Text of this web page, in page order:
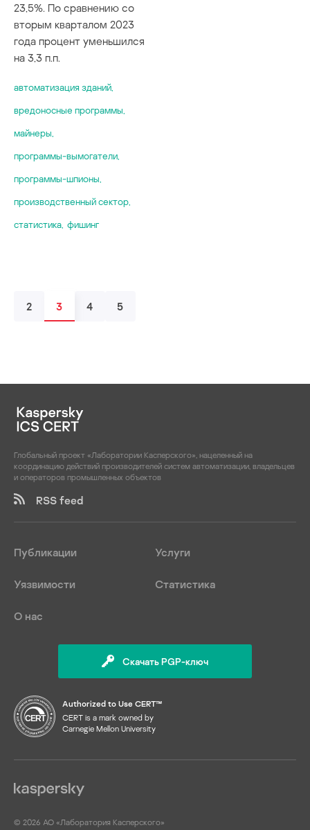
23,5%. По сравнению со
вторым кварталом 2023
года процент уменьшился
на 3,3 п.п.
автоматизация зданий
вредоносные программы
майнеры
программы-вымогатели
программы-шпионы
производственный сектор
статистика фишинг
2 3 4 5
Глобальный проект «Лаборатории Касперского», нацеленный на
координацию действий производителей систем автоматизации, владельцев
и операторов промышленных объектов
RSS feed
Публикации Услуги
Уязвимости Статистика
О нас
Скачать PGP-ключ
Authorized to Use CERT™
CERT is a mark owned by
Carnegie Mellon University
© 2026 АО «Лаборатория Касперского»